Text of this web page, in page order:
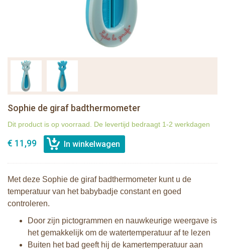
Sophie de giraf badthermometer
Dit product is op voorraad. De levertijd bedraagt 1-2 werkdagen
€ 11,99
Met deze Sophie de giraf badthermometer kunt u de
temperatuur van het babybadje constant en goed
controleren.
Door zijn pictogrammen en nauwkeurige weergave is
het gemakkelijk om de watertemperatuur af te lezen
Buiten het bad geeft hij de kamertemperatuur aan